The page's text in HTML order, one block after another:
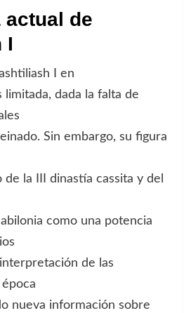
actual de
I
I en
limitada, dada la falta de
Sin embargo, su figura
la III dinastía cassita y del
como una potencia
de las
nueva información sobre